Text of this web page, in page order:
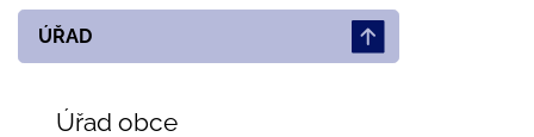
ÚŘAD
Úřad obce